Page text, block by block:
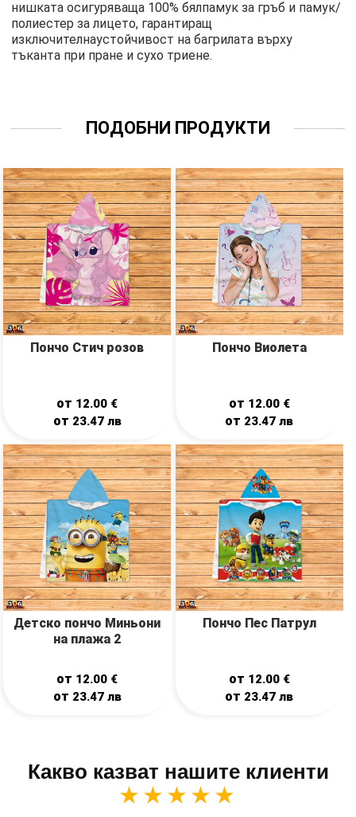
нишката осигуряваща 100% бялпамук за гръб и памук/
полиестер за лицето, гарантиращ
изключителнаустойчивост на багрилата върху
тъканта при пране и сухо триене.
ПОДОБНИ ПРОДУКТИ
Пончо Стич розов
от 12.00 €
от 23.47 лв
Пончо Виолета
от 12.00 €
от 23.47лв
Детско пончо Миньони
на плажа 2
от 12.00 €
от 23.47 лв
Пончо Пес Патрул
от 12.00 €
от 23.47лв
Какво казват нашите клиенти
★★★★★